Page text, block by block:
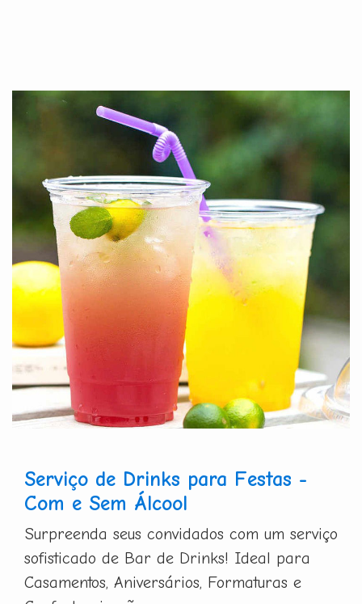
Serviço de Drinks para Festas -
Com e Sem Álcool
Surpreenda seus convidados com um serviço
sofisticado de Bar de Drinks! Ideal para
Casamentos, Aniversários, Formaturas e